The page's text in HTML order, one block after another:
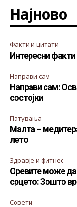
Најново
Факти и цитати
Интересни факти
Направи сам
Направи сам:
состојки
Патувања
Малта –
лето
Здравје и фитнес
Оревите може да
срцето: Зошто
Совети